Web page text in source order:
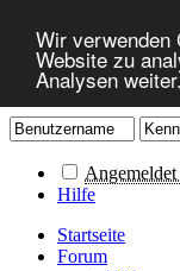
Wir verwenden
Website zu
Analysen
Hilfe
Startseite
Forum